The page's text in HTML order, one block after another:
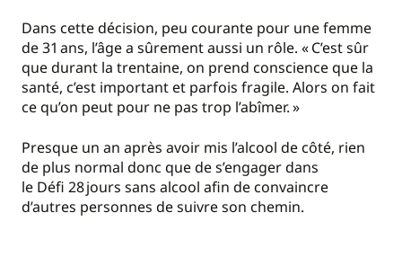
Dans cette décision, peu courante pour une femme
de 31 ans, l’âge a sûrement aussi un rôle. «C’est sûr
que durant la trentaine, on prend conscience que la
santé, c’est important et parfois fragile. Alors on fait
ce qu’on peut pour ne pas trop l’abîmer.»
Presque un an après avoir mis l’alcool de côté, rien
de plus normal donc que de s’engager dans
le Défi 28 jours sans alcool afin de convaincre
d’autres personnes de suivre son chemin.